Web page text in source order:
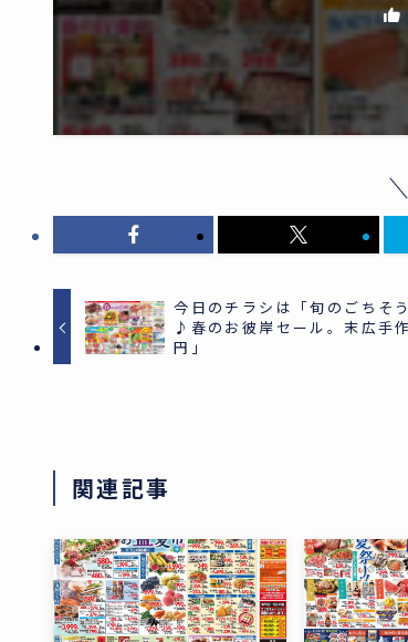
今日のチラシは「旬のごちそ
♪春のお彼岸セール。末広手
円」
関連記事